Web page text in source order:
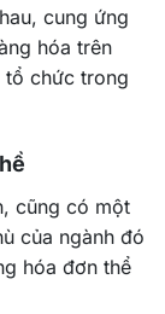
cung ứng
hóa trên
tổ chức trong
cũng có một
của ngành đó
hóa đơn thể